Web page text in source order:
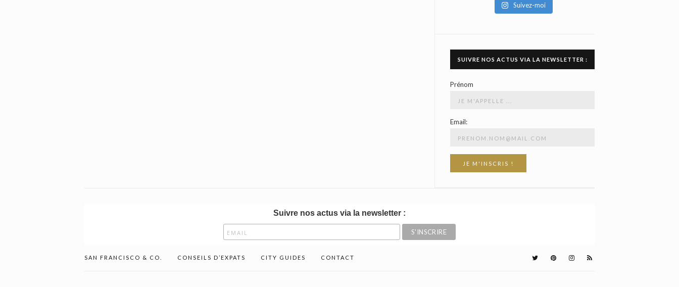
Suivez-moi
SUIVRE NOS ACTUS VIA LA NEWSLETTER :
Prénom
Email:
Suivre nos actus via la newsletter :
SAN FRANCISCO & CO. CONSEILS D’EXPATS CITY GUIDES CONTACT